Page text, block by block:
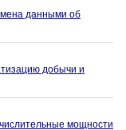
данными об
добычи и
мощности